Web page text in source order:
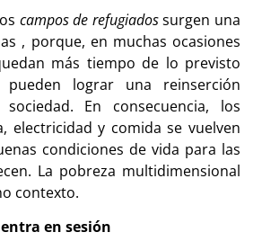
campos de refugiadossurgen una
, porque, en muchas ocasiones
más tiempo de lo previsto
lograr una reinserción
En consecuencia, los
electricidad y comida se vuelven
condiciones de vida para las
La pobreza multidimensional
contexto.
en sesión